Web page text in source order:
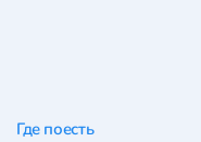
Где поесть